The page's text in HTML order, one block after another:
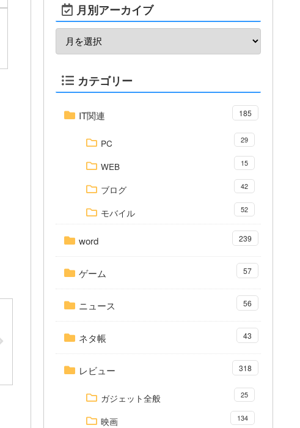
月別アーカイブ
カテゴリー
IT関連 185
PC 29
WEB 15
ブログ 42
モバイル 52
word 239
ゲーム 57
ニュース 56
ネタ帳 43
レビュー 318
ガジェット全般 25
映画 134